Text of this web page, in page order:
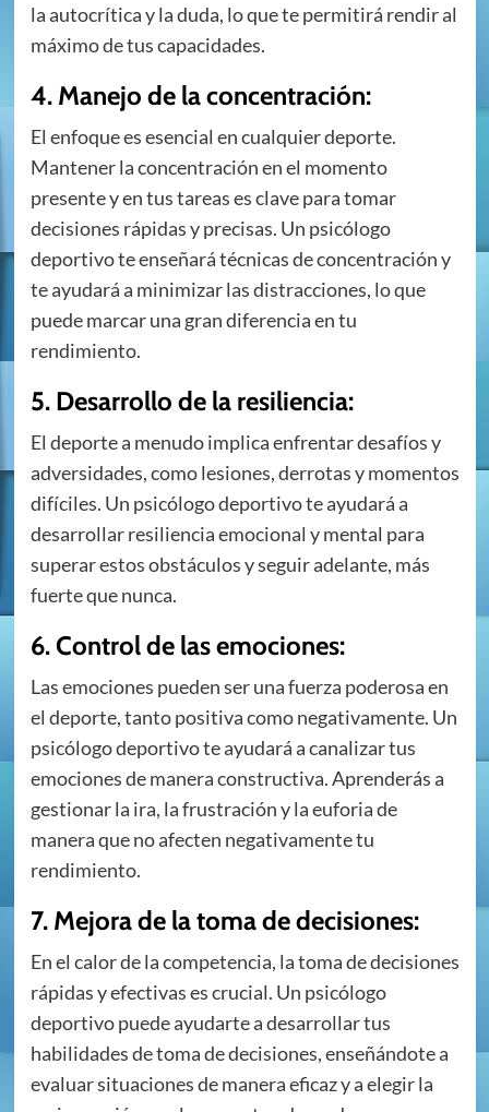
la autocrítica y la duda, lo que te permitirá rendir al
máximo de tus capacidades.
4. Manejo de la concentración:
El enfoque es esencial en cualquier deporte.
Mantener la concentración en el momento
presente y en tus tareas es clave para tomar
decisiones rápidas y precisas. Un psicólogo
deportivo te enseñará técnicas de concentración y
te ayudará a minimizar las distracciones, lo que
puede marcar una gran diferencia en tu
rendimiento.
5. Desarrollo de la resiliencia:
El deporte a menudo implica enfrentar desafíos y
adversidades, como lesiones, derrotas y momentos
difíciles. Un psicólogo deportivo te ayudará a
desarrollar resiliencia emocional y mental para
superar estos obstáculos y seguir adelante, más
fuerte que nunca.
6. Control de las emociones:
Las emociones pueden ser una fuerza poderosa en
el deporte, tanto positiva como negativamente. Un
psicólogo deportivo te ayudará a canalizar tus
emociones de manera constructiva. Aprenderás a
gestionar la ira, la frustración y la euforia de
manera que no afecten negativamente tu
rendimiento.
7. Mejora de la toma de decisiones:
En el calor de la competencia, la toma de decisiones
rápidas y efectivas es crucial. Un psicólogo
deportivo puede ayudarte a desarrollar tus
habilidades de toma de decisiones, enseñándote a
evaluar situaciones de manera eficaz y a elegir la